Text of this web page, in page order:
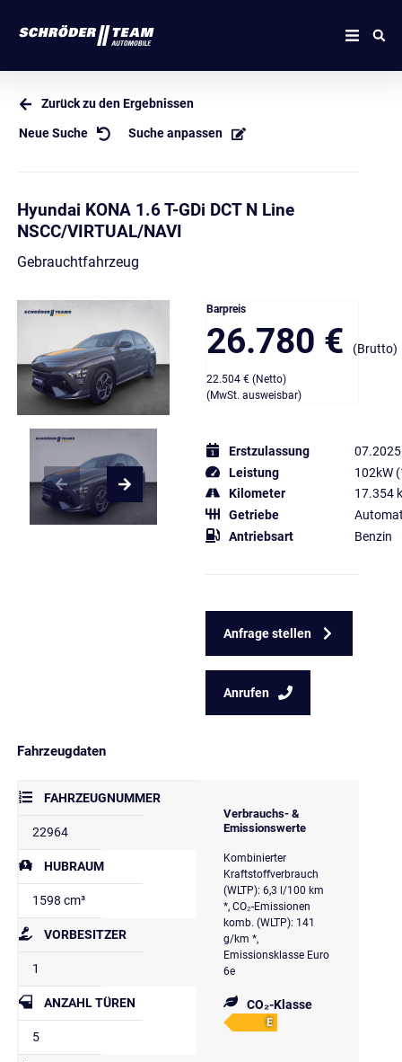
Zurück zu den Ergebnissen
Neue Suche Suche anpassen
Hyundai KONA 1.6 T-GDi DCT N Line
NSCC/VIRTUAL/NAVI
Gebrauchtfahrzeug
Barpreis
26.780 € (Brutto)
22.504 € (Netto)
(MwSt. ausweisbar)
Erstzulassung
07.2025
Leistung
102kW
Kilometer
17.354
Getriebe
Antriebsart
Benzin
Anfrage stellen
Anrufen
Fahrzeugdaten
FAHRZEUGNUMMER
22964
HUBRAUM
1598 cm³
VORBESITZER
1
ANZAHL TÜREN
5
Verbrauchs- &
Emissionswerte
Kombinierter
Kraftstoffverbrauch
(WLTP): 6,3 l/100 km
*, CO₂-Emissionen
komb. (WLTP): 141
g/km *,
Emissionsklasse Euro
6e
CO₂-Klasse
E